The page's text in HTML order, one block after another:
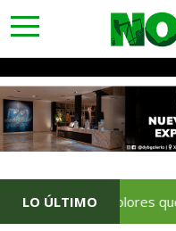
toggle
navigation
LO ÚLTIMO
Con colores que